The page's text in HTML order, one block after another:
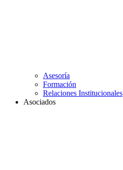
Asesoría
Formación
Relaciones Institucionales
Asociados